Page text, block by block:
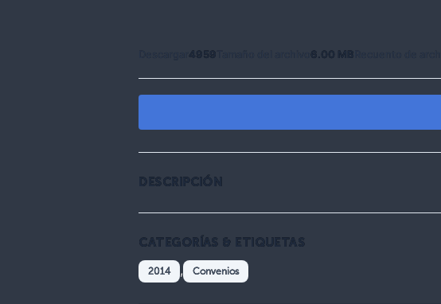
4959 6.00 MB
DESCRIPCIÓN
CATEGORÍAS & ETIQUETAS
2014 , Convenios